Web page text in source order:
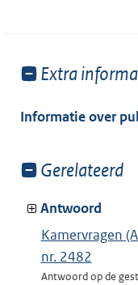
Toon
van:
Extra
Informatie over
Toon
van:
Gerelateerd
Antwoord
Kamervragen
nr. 2482
Antwoord op de